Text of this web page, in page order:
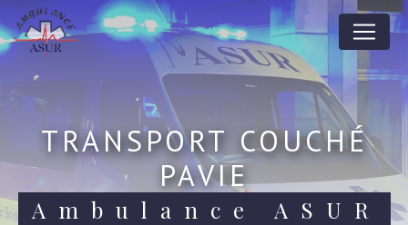
TRANSPORT COUCHÉ
PAVIE
Ambulance ASUR
Panneau de gestion des cookies